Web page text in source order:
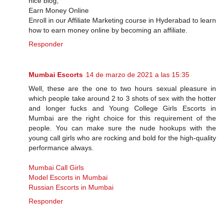
Earn Money Online
Enroll in our Affiliate Marketing course in Hyderabad to learn
how to earn money online by becoming an affiliate.
Responder
Mumbai Escorts 14 de marzo de 2021 a las 15:35
Well, these are the one to two hours sexual pleasure in
which people take around 2 to 3 shots of sex with the hotter
and longer fucks and Young College Girls Escorts in
Mumbai are the right choice for this requirement of the
people. You can make sure the nude hookups with the
young call girls who are rocking and bold for the high-quality
performance always.
Mumbai Call Girls
Model Escorts in Mumbai
Russian Escorts in Mumbai
Responder